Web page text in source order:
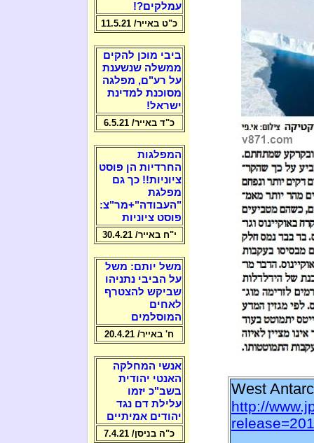
West
http://
עמלקים?!
כ"ט באייר/ 11.5.21
ביבי מוכן להקים
ממשלה שנשענת
על רע"ם, מפלגה
מסוכנת למדינת
ישראל!
כ"ד באייר/ 6.5.21
המפלגות
החרדיות הן פוסט
ציוניות!! כך גם
מפלגת
"העבודה"+מר"צ:
פוסט ציוניות
י"ח באייר/ 30.4.21
משל יותם: משל
על הביבי נתניהו
שביקש להצטרף
לאחים
המוסלמים
ח' באייר/ 20.4.21
אנשי המחלקה
האנטי יהודית
בשב"כ יזמו
עלילת דם נגד
יהודים אמיתיים
כ"ה בניסן/ 7.4.21